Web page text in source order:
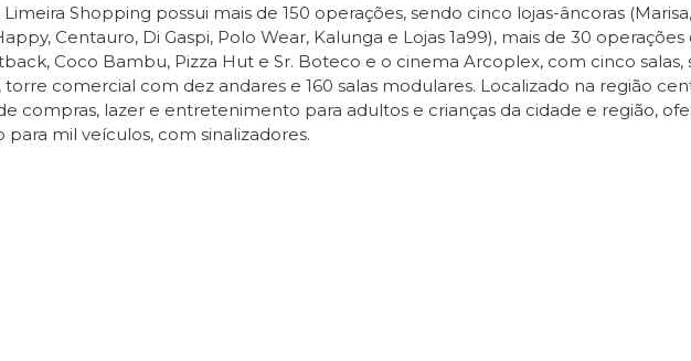
Shopping possui mais de 150 operações, sendo cinco lojas-âncoras
Centauro, Di Gaspi, Polo Wear, Kalunga e Lojas 1a99), mais de 30
Coco Bambu, Pizza Hut e Sr. Boteco e o cinema Arcoplex, com cinco salas,
comercial com dez andares e 160 salas modulares. Localizado na região
lazer e entretenimento para adultos e crianças da cidade e região,
mil veículos, com sinalizadores.